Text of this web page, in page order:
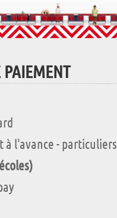
à l'avance - particuliers